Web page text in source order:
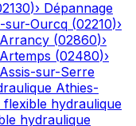
)› Dépannage
sur-Ourcq (02210)›
Arrancy (02860)›
Artemps (02480)›
Assis-sur-Serre
Athies-
flexible hydraulique
hydraulique